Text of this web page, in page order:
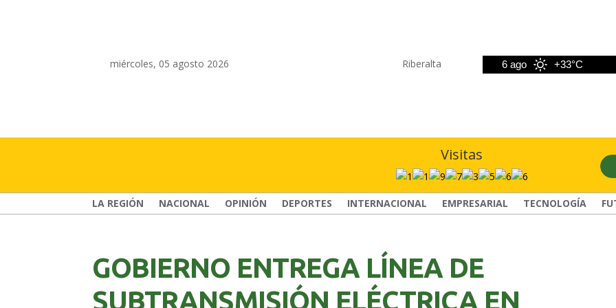
miércoles, 05 agosto 2026 Riberalta
+32°C 6 ago +33°C
Visitas
LA REGIÓN NACIONAL OPINIÓN DEPORTES INTERNACIONAL EMPRESARIAL TECNOLOGÍA
GOBIERNO ENTREGA LÍNEA DE
SUBTRANSMISIÓN ELÉCTRICA EN